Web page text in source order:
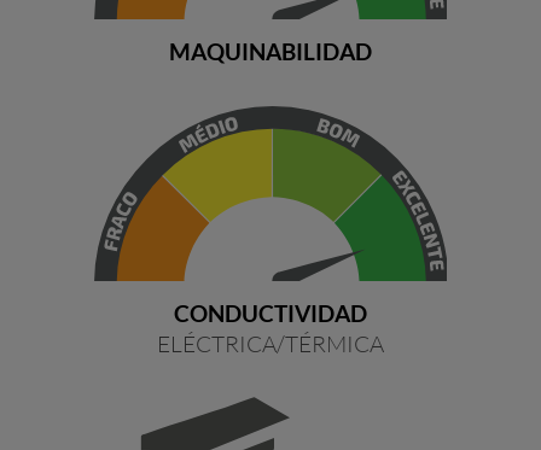
MAQUINABILIDAD
CONDUCTIVIDAD
ELÉCTRICA/TÉRMICA